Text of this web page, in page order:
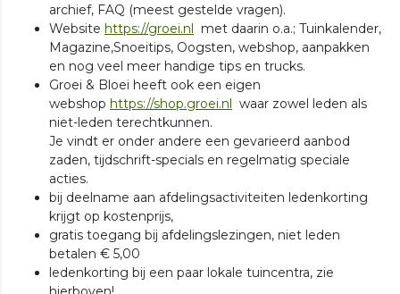
archief, FAQ (meest gestelde vragen).
Website https://groei.nl met daarin o.a.; Tuinkalender,
Magazine,Snoeitips, Oogsten, webshop, aanpakken
en nog veel meer handige tips en trucks.
Groei & Bloei heeft ook een eigen
webshop https://shop.groei.nl waar zowel leden als
niet-leden terechtkunnen.
Je vindt er onder andere een gevarieerd aanbod
zaden, tijdschrift-specials en regelmatig speciale
acties.
bij deelname aan afdelingsactiviteiten ledenkorting
krijgt op kostenprijs,
gratis toegang bij afdelingslezingen, niet leden
betalen € 5,00
ledenkorting bij een paar lokale tuincentra, zie